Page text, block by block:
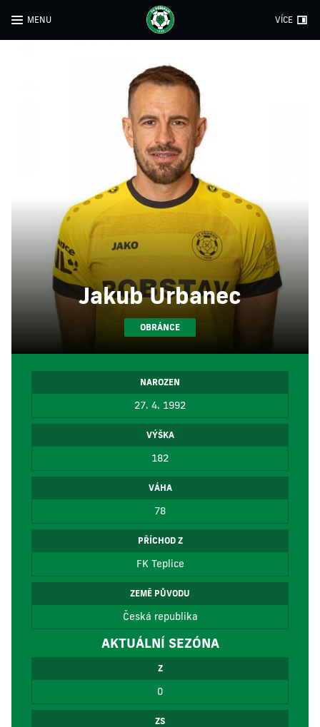
MENU VÍCE
Jakub Urbanec
OBRÁNCE
NAROZEN
27. 4. 1992
VÝŠKA
182
VÁHA
78
PŘÍCHOD Z
FK Teplice
ZEMĚ PŮVODU
Česká republika
AKTUÁLNÍ SEZÓNA
Z
0
ZS